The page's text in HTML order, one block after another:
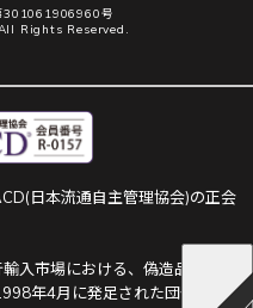
301061906960号
Rights Reserved.
日本流通自主管理協会)の正会
入市場における、偽造品や不正
年4月に発足された団体です。